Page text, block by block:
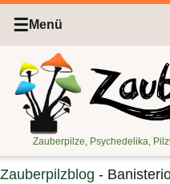
☰ Menü
Zauberpilze, Psychedelika,
Zauberpilzblog -